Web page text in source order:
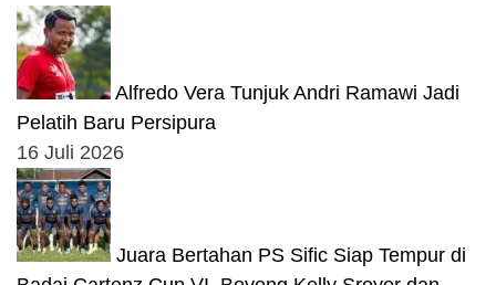
Alfredo Vera Tunjuk Andri Ramawi Jadi
Pelatih Baru Persipura
16 Juli 2026
Juara Bertahan PS Sific Siap Tempur di